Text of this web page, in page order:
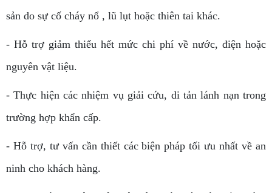
sản do sự cố cháy nổ , lũ lụt hoặc thiên tai khác.
- Hỗ trợ giảm thiểu hết mức chi phí về nước, điện hoặc
nguyên vật liệu.
- Thực hiện các nhiệm vụ giải cứu, di tản lánh nạn trong
trường hợp khẩn cấp.
- Hỗ trợ, tư vấn cần thiết các biện pháp tối ưu nhất về an
ninh cho khách hàng.